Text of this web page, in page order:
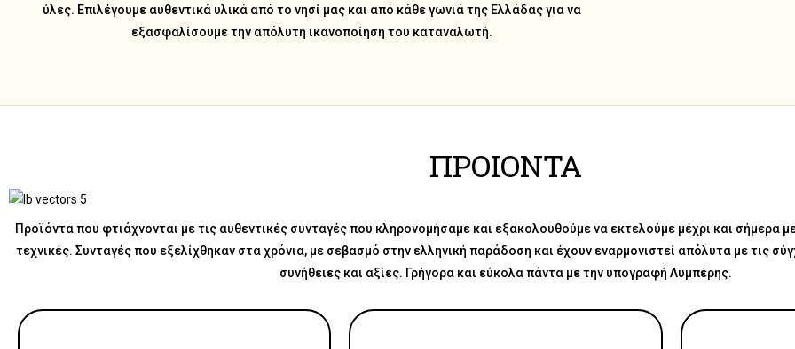
ύλες. Επιλέγουμε αυθεντικά υλικά από το νησί μας και από κάθε γωνιά της Ελλάδας για να
εξασφαλίσουμε την απόλυτη ικανοποίηση του καταναλωτή.
ΠΡΟΙΟΝΤΑ
Προϊόντα που φτιάχνονται με τις αυθεντικές συνταγές που κληρονομήσαμε και εξακολουθούμε να εκτελούμε μέχρι και σήμερα
τεχνικές. Συνταγές που εξελίχθηκαν στα χρόνια, με σεβασμό στην ελληνική παράδοση και έχουν εναρμονιστεί απόλυτα με τις
συνήθειες και αξίες. Γρήγορα και εύκολα πάντα με την υπογραφή Λυμπέρης.